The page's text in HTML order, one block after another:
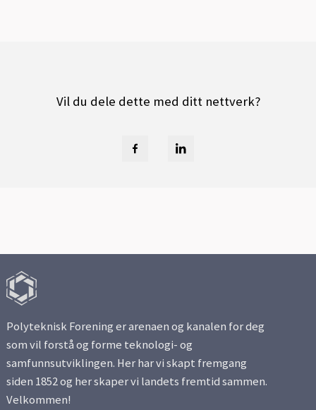
Vil du dele dette med ditt nettverk?
Polyteknisk Forening er arenaen og kanalen for deg
som vil forstå og forme teknologi- og
samfunnsutviklingen. Her har vi skapt fremgang
siden 1852 og her skaper vi landets fremtid sammen.
Velkommen!